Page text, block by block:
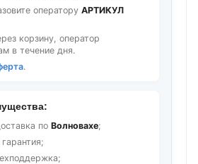
оператору АРТИКУЛ
корзину, оператор
в течение дня.
.
по Волновахе;